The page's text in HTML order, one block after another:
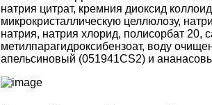
натрия цитрат, кремния диоксид
микрокристаллическую целлюлозу,
натрия, натрия хлорид, полисорбат 20,
метилпарагидроксибензоат, воду
апельсиновый (051941CS2) и